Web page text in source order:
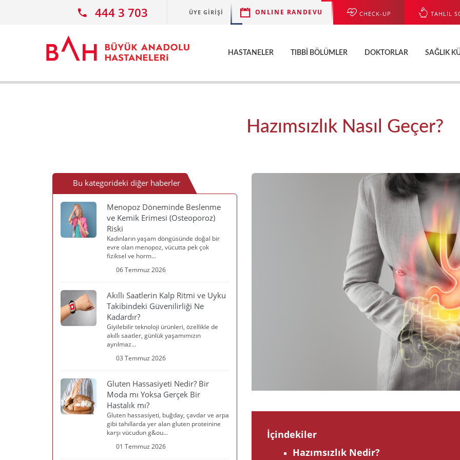
444 3 703 ÜYE GIRIŞI ONLINE RANDEVU CHECK-UP TAHLİL
HASTANELER TIBBI BÖLÜMLER DOKTORLAR SAĞLIK
Hazımsızlık Nasıl Geçer?
İçindekiler
Hazımsızlık Nedir?
Bu kategorideki diğer haberler
Menopoz Döneminde Beslenme
ve Kemik Erimesi (Osteoporoz)
Riski
Kadınların yaşam döngüsünde doğal bir
evre olan menopoz, vücutta pek çok
fiziksel ve horm...
06 Temmuz 2026
Akıllı Saatlerin Kalp Ritmi ve Uyku
Takibindeki Güvenilirliği Ne
Kadardır?
Giyilebilir teknoloji ürünleri, özellikle de
akıllı saatler, günlük yaşamımızın
ayrılmaz...
03 Temmuz 2026
Gluten Hassasiyeti Nedir? Bir
Moda mı Yoksa Gerçek Bir
Hastalık mı?
Gluten hassasiyeti, buğday, çavdar ve arpa
gibi tahıllarda yer alan gluten proteinine
karşı vücudun g&ou...
01 Temmuz 2026